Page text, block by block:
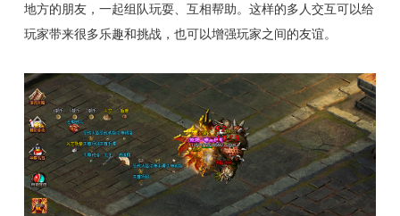
地方的朋友，一起组队玩耍、互相帮助。这样的多人交互可以给
玩家带来很多乐趣和挑战，也可以增强玩家之间的友谊。